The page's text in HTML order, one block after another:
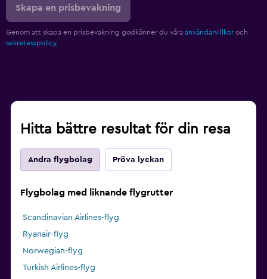
Skapa en prisbevakning
Genom att skapa en prisbevakning godkänner du våra användarvillkor och
sekretesspolicy.
Hitta bättre resultat för din resa
Andra flygbolag Pröva lyckan
Flygbolag med liknande flygrutter
Scandinavian Airlines-flyg
Ryanair-flyg
Norwegian-flyg
Turkish Airlines-flyg